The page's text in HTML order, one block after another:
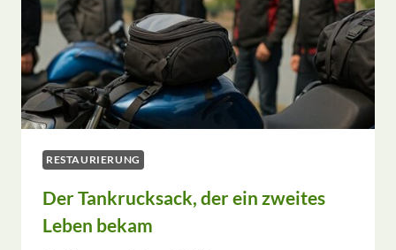
RESTAURIERUNG
Der Tankrucksack, der ein zweites
Leben bekam